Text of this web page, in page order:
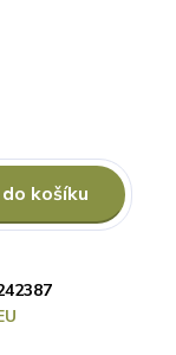
košíku